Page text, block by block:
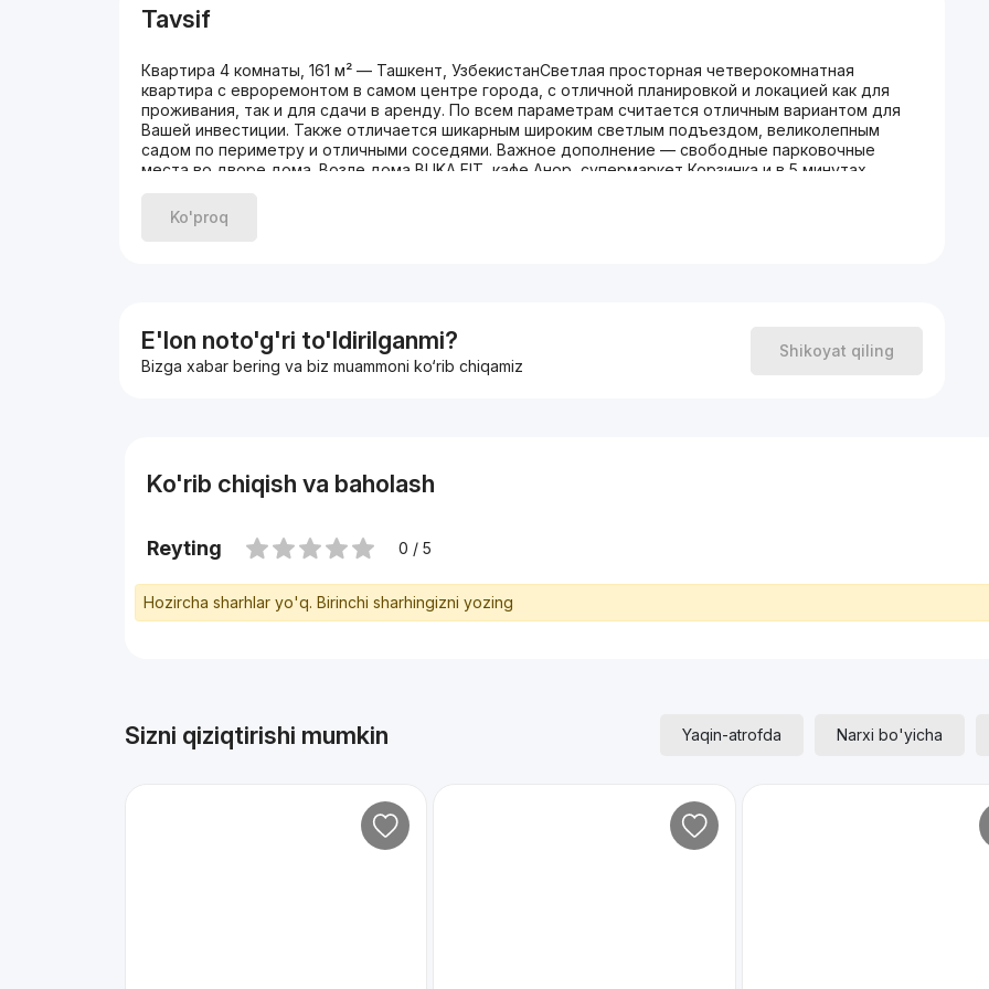
Tavsif
Квартира 4 комнаты, 161 м² — Ташкент, УзбекистанСветлая просторная четверокомнатная
квартира с евроремонтом в самом центре города, с отличной планировкой и локацией как для
проживания, так и для сдачи в аренду. По всем параметрам считается отличным вариантом для
Вашей инвестиции. Также отличается шикарным широким светлым подъездом, великолепным
садом по периметру и отличными соседями. Важное дополнение — свобoдные парковочные
места во дворе дома. Возле дома BUKA FIT, кафе Анор, супермаркет Корзинка и в 5 минутах
выбор.Характеристика квартиры:- Планировка: новый фонд с раздельными комнатами (161 м²)-
Ремонт: средний- Мебель, техника: нет- (ИПОТЕКА) имеется- Балкон: 3 балкона утеплены и
Ko'proq
E'lon noto'g'ri to'ldirilganmi?
Bizga xabar bering va biz muammoni ko‘rib chiqamiz
Shikoyat qiling
Ko'rib chiqish va baholash
Reyting 0 / 5
Hozircha sharhlar yo'q. Birinchi sharhingizni yozing
Sizni qiziqtirishi mumkin Yaqin-atrofda Narxi bo'yicha